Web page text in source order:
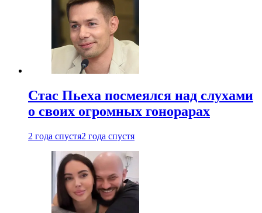
Стас Пьеха посмеялся над слухами
о своих огромных гонорарах
2 года спустя2 года спустя